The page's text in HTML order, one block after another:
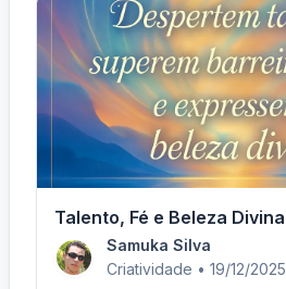
Talento, Fé e Beleza Divina
Samuka Silva
Criatividade • 19/12/2025